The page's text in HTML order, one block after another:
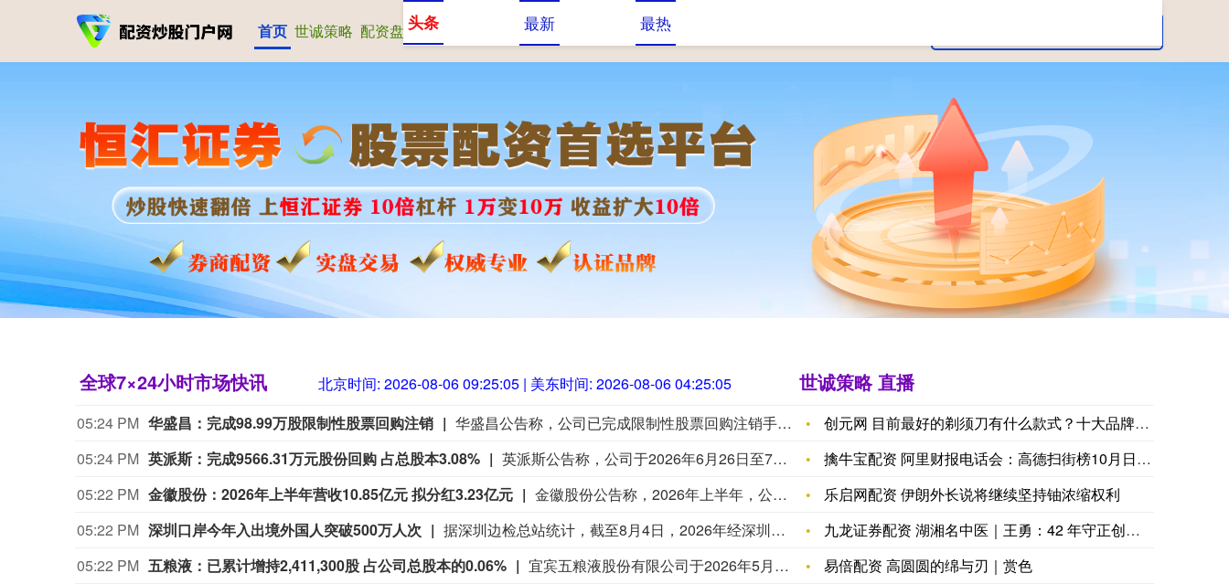
首页 世诚策略 配资盘股票配资网 股查查股票配资
全球7×24小时市场快讯 北京时间: 2026-08-06 09:25:07 | 美东时间: 2026-08-06 04:25:07
05:24 PM 华盛昌：完成98.99万股限制性股票回购注销
华盛昌公告称，公司已完成限制性股票回购注销手续。本次涉及激励对象158名，回购注销股份98.99万股，占回购注销前总股本的0.52%，回购资金727.02万元，来自自有或自筹资金。回购完成后，公司总股本由1.89亿股减至1.88亿股。
05:24 PM 英派斯：完成9566.31万元股份回购 占总股本3.08%
英派斯公告称，公司于2026年6月26日至7月30日，以集中竞价交易方式累计回购股份4546671股，约占公司目前总股本的3.08%，最高成交价23.00元/股，最低成交价17.57元/股，成交总金额9566.31万元（不含交易费用）。本次回购实施情况符合相关规定，回购股份将用于股权激励和/或员工持股计划，若三年内未实施，未使用部分将依法注销。
05:22 PM 金徽股份：2026年上半年营收10.85亿元 拟分红3.23亿元
金徽股份公告称，2026年上半年，公司营收10.85亿元，同比增长37.00%；净利润4.09亿元，同比增长61.52%。截至6月30日，公司总资产91.36亿元，较上年度末增长12.41%；归属于上市公司股东的净资产33.91亿元，较上年度末增长5.78%。此外，公司拟向全体股东每10股派发现金红利3.30元（含税），共计派发现金红利3.23亿元（含税）。
05:22 PM 深圳口岸今年入出境外国人突破500万人次
据深圳边检总站统计，截至8月4日，2026年经深圳口岸入出境外国人已突破500万人次，较2025年提前58天达成。数据显示，今年经深圳口岸免签入境外国人达126.9万人次，占入境外国人总量的50.9%，同比增长47.5%。此外，经深圳口岸入出境的APEC经济体外国人达343.3万人次，占入出境外国人总量的68.6%，同比增长23.6%。（人民网）
05:22 PM 五粮液：已累计增持2,411,300股 占公司总股本的0.06% 宜宾五粮液股份有限公司于2026年5月7日披露了《关于四川省宜宾五粮液集团有限公司增持公司股票计划的公告》，四川省宜宾五粮液集团有限公司基于对公司未来持续稳定发展的信心以及对公司长期价值的认可，计划自2026年5月7日起6个月内通过深圳证券交易所交易系统增持公司股票，拟增持金额不低于300,000万元，不超过500,000万元。五粮液集团公司通过深圳证券交易所交易系统以集中竞价交易方式累计增持公司股份2,411,300股，占公司总股本的0.06%，增持金额为199,434,240.41元。本次增持计划尚未实施完毕，五粮液集团公司将按照增持计划继续实施增持，公司将根据有关规定及时履行信息披露义务。
世诚策略 直播
创元网 目前最好的剃须刀有什么款式？十大品牌排名全解析！_胡
擒牛宝配资 阿里财报电话会：高德扫街榜10月日均DAU超70
乐启网配资 伊朗外长说将继续坚持铀浓缩权利
九龙证券配资 湖湘名中医｜王勇：42 年守正创新，让张氏正骨
易倍配资 高圆圆的绵与刃｜赏色
头条 最新 最热